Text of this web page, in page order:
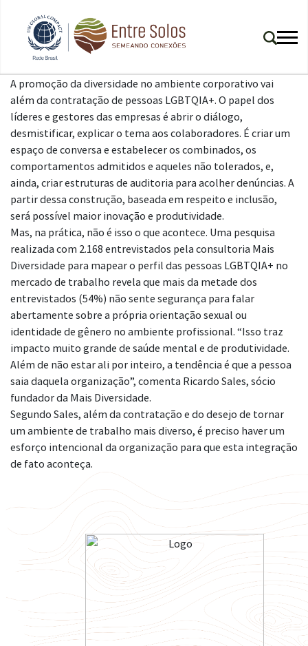
A promoção da diversidade no ambiente corporativo vai
além da contratação de pessoas LGBTQIA+. O papel dos
líderes e gestores das empresas é abrir o diálogo,
desmistificar, explicar o tema aos colaboradores. É criar um
espaço de conversa e estabelecer os combinados, os
comportamentos admitidos e aqueles não tolerados, e,
ainda, criar estruturas de auditoria para acolher denúncias. A
partir dessa construção, baseada em respeito e inclusão,
será possível maior inovação e produtividade.
Mas, na prática, não é isso o que acontece. Uma pesquisa
realizada com 2.168 entrevistados pela consultoria Mais
Diversidade para mapear o perfil das pessoas LGBTQIA+ no
mercado de trabalho revela que mais da metade dos
entrevistados (54%) não sente segurança para falar
abertamente sobre a própria orientação sexual ou
identidade de gênero no ambiente profissional. “Isso traz
impacto muito grande de saúde mental e de produtividade.
Além de não estar ali por inteiro, a tendência é que a pessoa
saia daquela organização”, comenta Ricardo Sales, sócio
fundador da Mais Diversidade.
Segundo Sales, além da contratação e do desejo de tornar
um ambiente de trabalho mais diverso, é preciso haver um
esforço intencional da organização para que esta integração
de fato aconteça.